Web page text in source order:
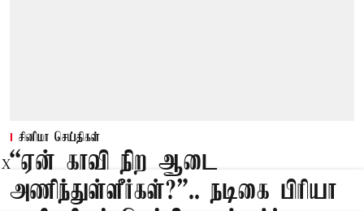
சினிமா செய்திகள்
“ஏன் காவி நிற ஆடை
அணிந்துள்ளீர்கள்?”.. நடிகை பிரியா
X